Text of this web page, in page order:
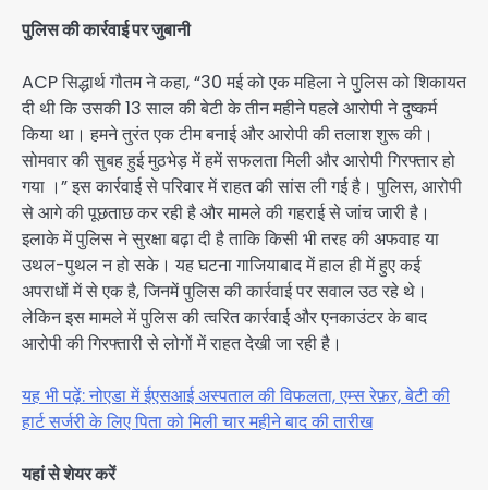
पुलिस की कार्रवाई पर जुबानी
ACP सिद्धार्थ गौतम ने कहा, “30 मई को एक महिला ने पुलिस को शिकायत
दी थी कि उसकी 13 साल की बेटी के तीन महीने पहले आरोपी ने दुष्कर्म
किया था। हमने तुरंत एक टीम बनाई और आरोपी की तलाश शुरू की।
सोमवार की सुबह हुई मुठभेड़ में हमें सफलता मिली और आरोपी गिरफ्तार हो
गया ।” इस कार्रवाई से परिवार में राहत की सांस ली गई है। पुलिस, आरोपी
से आगे की पूछताछ कर रही है और मामले की गहराई से जांच जारी है।
इलाके में पुलिस ने सुरक्षा बढ़ा दी है ताकि किसी भी तरह की अफवाह या
उथल-पुथल न हो सके। यह घटना गाजियाबाद में हाल ही में हुए कई
अपराधों में से एक है, जिनमें पुलिस की कार्रवाई पर सवाल उठ रहे थे।
लेकिन इस मामले में पुलिस की त्वरित कार्रवाई और एनकाउंटर के बाद
आरोपी की गिरफ्तारी से लोगों में राहत देखी जा रही है।
यह भी पढ़ें: नोएडा में ईएसआई अस्पताल की विफलता, एम्स रेफ़र, बेटी की
हार्ट सर्जरी के लिए पिता को मिली चार महीने बाद की तारीख
यहां से शेयर करें